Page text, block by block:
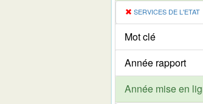
SERVICES DE L'ETAT
Mot clé
Année rapport
Année mise en